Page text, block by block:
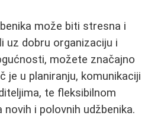
može biti stresna i
uz dobru organizaciju i
možete značajno
je u planiranju, komunikaciji
te fleksibilnom
i polovnih udžbenika.